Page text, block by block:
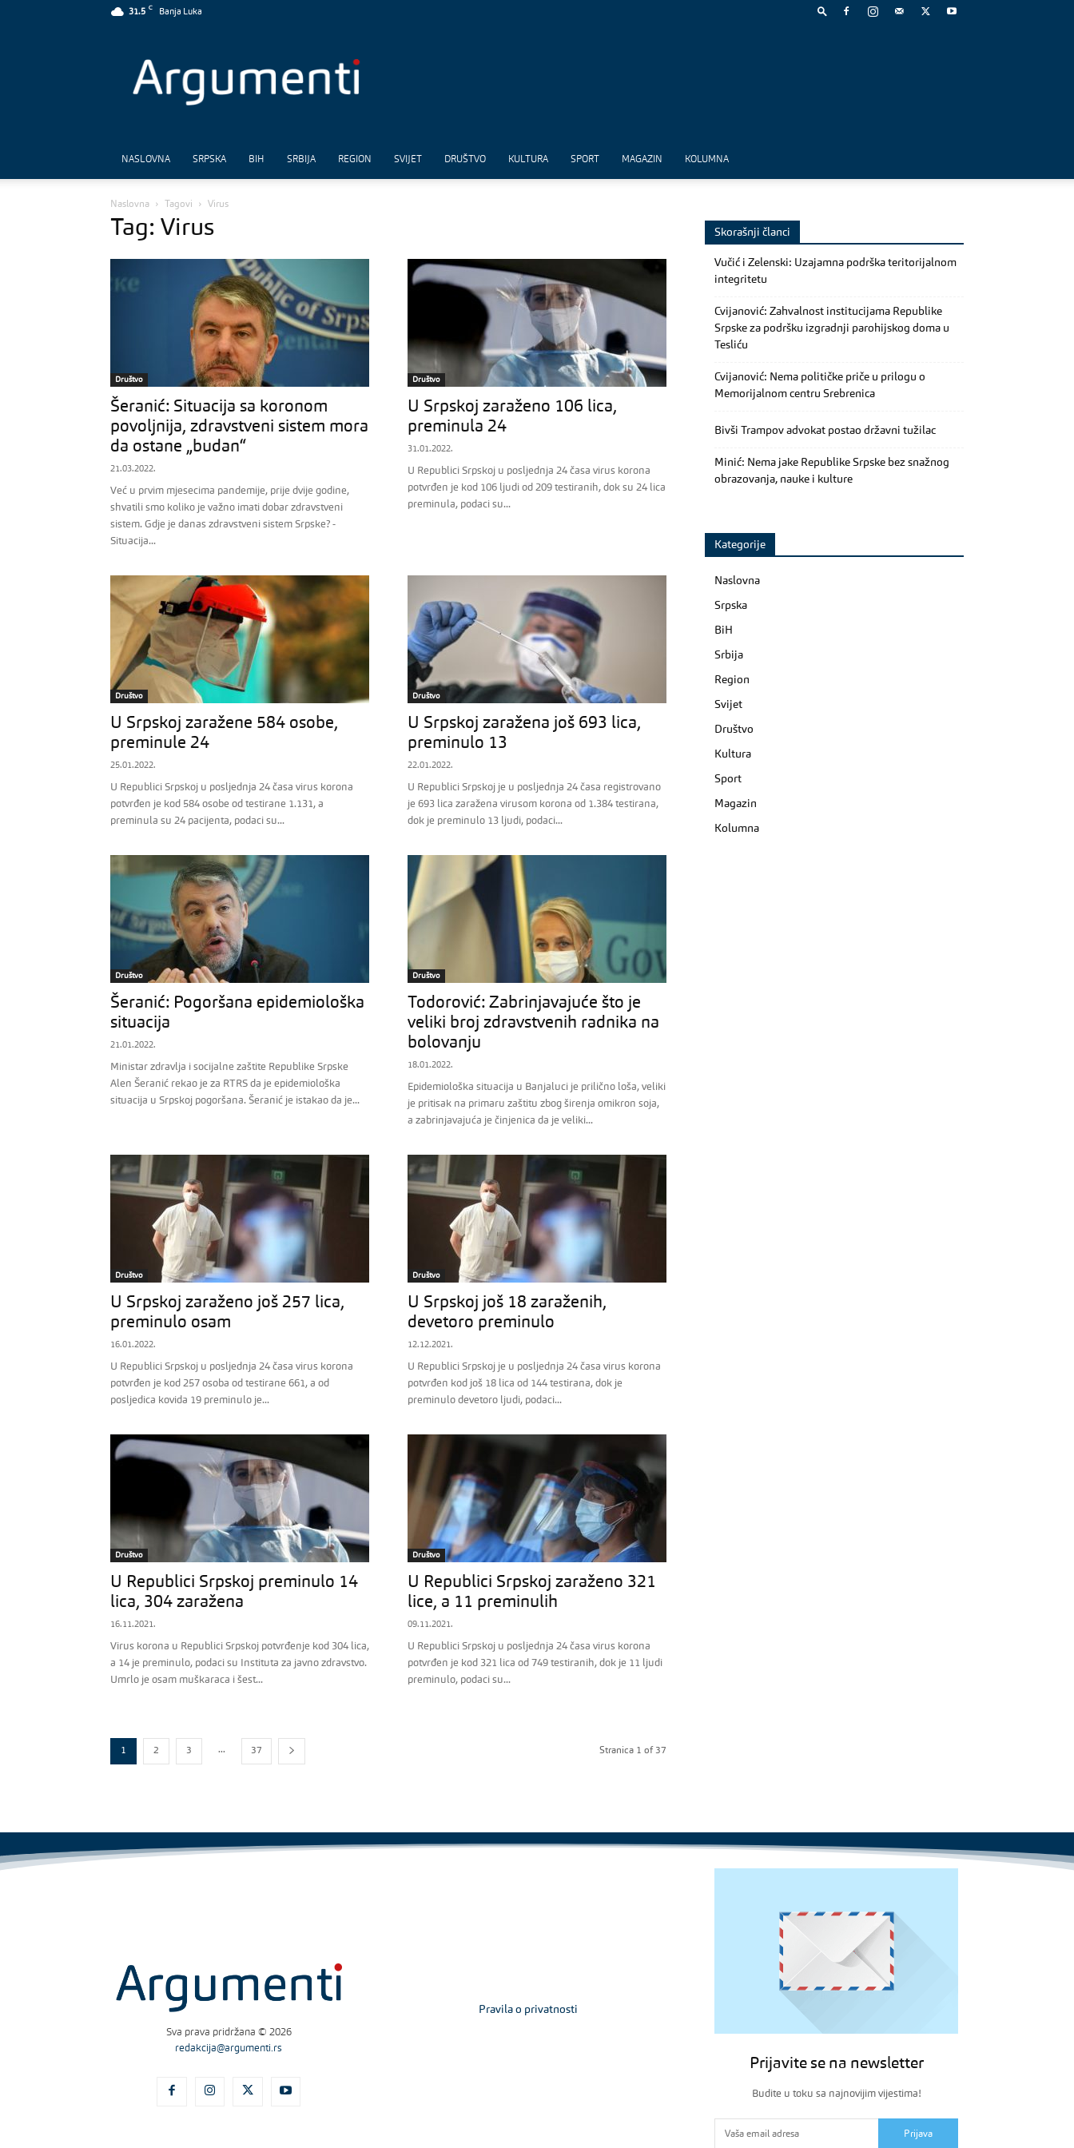
31.5
C
Banja Luka
NASLOVNA SRPSKA BIH SRBIJA REGION SVIJET DRUŠTVO KULTURA SPORT MAGAZIN KOLUMNA
Naslovna Tagovi Virus
Tag: Virus
Društvo
Šeranić: Situacija sa koronom
povoljnija, zdravstveni sistem mora
da ostane „budan“
21.03.2022.
Već u prvim mjesecima pandemije, prije dvije godine,
shvatili smo koliko je važno imati dobar zdravstveni
sistem. Gdje je danas zdravstveni sistem Srpske? -
Situacija...
Društvo
U Srpskoj zaraženo 106 lica,
preminula 24
31.01.2022.
U Republici Srpskoj u posljednja 24 časa virus korona
potvrđen je kod 106 ljudi od 209 testiranih, dok su 24 lica
preminula, podaci su...
Društvo
U Srpskoj zaražene 584 osobe,
preminule 24
25.01.2022.
U Republici Srpskoj u posljednja 24 časa virus korona
potvrđen je kod 584 osobe od testirane 1.131, a
preminula su 24 pacijenta, podaci su...
Društvo
U Srpskoj zaražena još 693 lica,
preminulo 13
22.01.2022.
U Republici Srpskoj je u posljednja 24 časa registrovano
je 693 lica zaražena virusom korona od 1.384 testirana,
dok je preminulo 13 ljudi, podaci...
Društvo
Šeranić: Pogoršana epidemiološka
situacija
21.01.2022.
Ministar zdravlja i socijalne zaštite Republike Srpske
Alen Šeranić rekao je za RTRS da je epidemiološka
situacija u Srpskoj pogoršana. Šeranić je istakao da je...
Društvo
Todorović: Zabrinjavajuće što je
veliki broj zdravstvenih radnika na
bolovanju
18.01.2022.
Epidemiološka situacija u Banjaluci je prilično loša, veliki
je pritisak na primaru zaštitu zbog širenja omikron soja,
a zabrinjavajuća je činjenica da je veliki...
Društvo
U Srpskoj zaraženo još 257 lica,
preminulo osam
16.01.2022.
U Republici Srpskoj u posljednja 24 časa virus korona
potvrđen je kod 257 osoba od testirane 661, a od
posljedica kovida 19 preminulo je...
Društvo
U Srpskoj još 18 zaraženih,
devetoro preminulo
12.12.2021.
U Republici Srpskoj je u posljednja 24 časa virus korona
potvrđen kod još 18 lica od 144 testirana, dok je
preminulo devetoro ljudi, podaci...
Društvo
U Republici Srpskoj preminulo 14
lica, 304 zaražena
16.11.2021.
Virus korona u Republici Srpskoj potvrđenje kod 304 lica,
a 14 je preminulo, podaci su Instituta za javno zdravstvo.
Umrlo je osam muškaraca i šest...
Društvo
U Republici Srpskoj zaraženo 321
lice, a 11 preminulih
09.11.2021.
U Republici Srpskoj u posljednja 24 časa virus korona
potvrđen je kod 321 lica od 749 testiranih, dok je 11 ljudi
preminulo, podaci su...
1 2 3 ... 37 Stranica 1 of 37
Skorašnji članci
Vučić i Zelenski: Uzajamna podrška teritorijalnom
integritetu
Cvijanović: Zahvalnost institucijama Republike
Srpske za podršku izgradnji parohijskog doma u
Tesliću
Cvijanović: Nema političke priče u prilogu o
Memorijalnom centru Srebrenica
Bivši Trampov advokat postao državni tužilac
Minić: Nema jake Republike Srpske bez snažnog
obrazovanja, nauke i kulture
Kategorije
Naslovna
Srpska
BiH
Srbija
Region
Svijet
Društvo
Kultura
Sport
Magazin
Kolumna
Sva prava pridržana © 2026
redakcija@argumenti.rs
Pravila o privatnosti
Prijavite se na newsletter
Budite u toku sa najnovijim vijestima!
Prijava